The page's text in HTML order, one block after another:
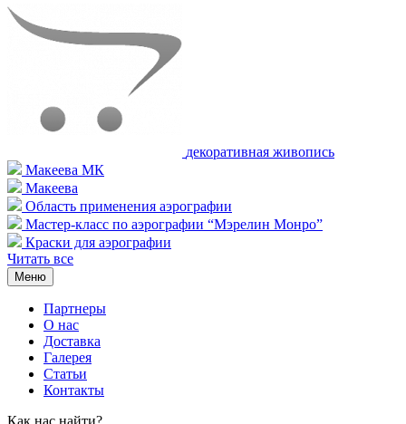
декоративная живопись
Макеева МК
Макеева
Область применения аэрографии
Мастер-класс по аэрографии “Мэрелин Монро”
Краски для аэрографии
Читать все
Меню
Партнеры
О нас
Доставка
Галерея
Статьи
Контакты
Как наc найти?